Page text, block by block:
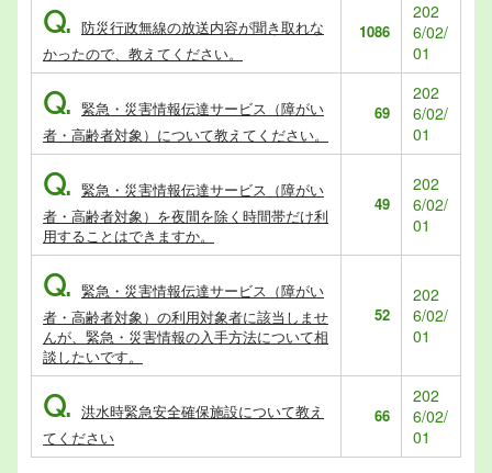
Q. 防災行政無線の放送内容が聞き取れな
かったので、教えてください。
1086
202
6/02/
01
Q. 緊急・災害情報伝達サービス（障がい
者・高齢者対象）について教えてください。
69
202
6/02/
01
Q. 緊急・災害情報伝達サービス（障がい
者・高齢者対象）を夜間を除く時間帯だけ利
用することはできますか。
49
202
6/02/
01
Q. 緊急・災害情報伝達サービス（障がい
者・高齢者対象）の利用対象者に該当しませ
んが、緊急・災害情報の入手方法について相
談したいです。
52
202
6/02/
01
Q. 洪水時緊急安全確保施設について教え
てください
66
202
6/02/
01